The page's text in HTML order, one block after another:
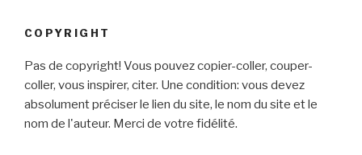
COPYRIGHT
Pas de copyright! Vous pouvez copier-coller, couper-
coller, vous inspirer, citer. Une condition: vous devez
absolument préciser le lien du site, le nom du site et le
nom de l'auteur. Merci de votre fidélité.